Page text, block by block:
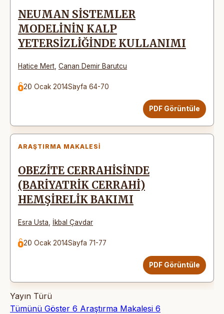
NEUMAN SİSTEMLER
MODELİNİN KALP
YETERSİZLİĞİNDE KULLANIMI
Hatice Mert Canan Demir Barutcu
20 Ocak 2014Sayfa 64-70
PDF Görüntüle
ARAŞTIRMA MAKALESI
OBEZİTE CERRAHİSİNDE
(BARİYATRİK CERRAHİ)
HEMŞİRELİK BAKIMI
Esra Usta İkbal Çavdar
20 Ocak 2014Sayfa 71-77
PDF Görüntüle
Yayın Türü
Tümünü Göster 6 Araştırma Makalesi 6